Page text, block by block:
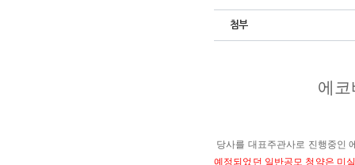
첨부
에
당사를 대표주관사로 진행중인
예정되었던 일반공모 청약은 미